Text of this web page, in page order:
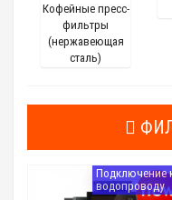
Кофейные пресс-
фильтры
(нержавеющая
сталь)
Подключение
водопроводу